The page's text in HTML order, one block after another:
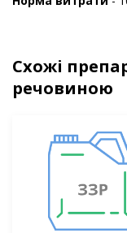
Схожі
речовиною